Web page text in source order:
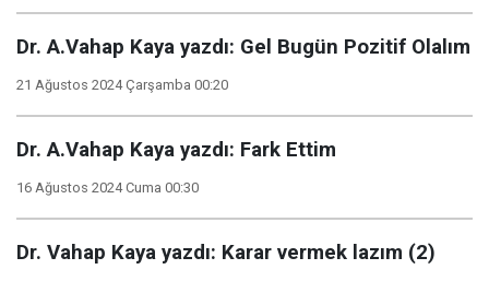
Dr. A.Vahap Kaya yazdı: Gel Bugün Pozitif Olalım
21 Ağustos 2024 Çarşamba 00:20
Dr. A.Vahap Kaya yazdı: Fark Ettim
16 Ağustos 2024 Cuma 00:30
Dr. Vahap Kaya yazdı: Karar vermek lazım (2)